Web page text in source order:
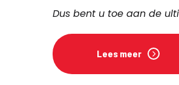
Dus bent u toe aan de
Lees meer